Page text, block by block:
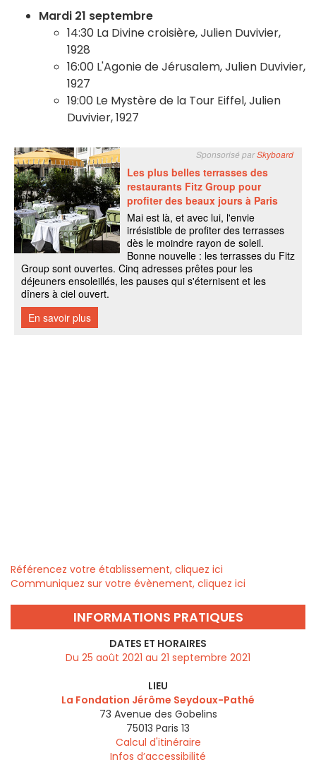
Mardi 21 septembre
14:30 La Divine croisière, Julien Duvivier,
1928
16:00 L'Agonie de Jérusalem, Julien Duvivier,
1927
19:00 Le Mystère de la Tour Eiffel, Julien
Duvivier, 1927
Référencez votre établissement, cliquez ici
Communiquez sur votre évènement, cliquez ici
INFORMATIONS PRATIQUES
DATES ET HORAIRES
Du 25 août 2021 au 21 septembre 2021
LIEU
La Fondation Jérôme Seydoux-Pathé
73 Avenue des Gobelins
75013 Paris 13
Calcul d'itinéraire
Infos d’accessibilité